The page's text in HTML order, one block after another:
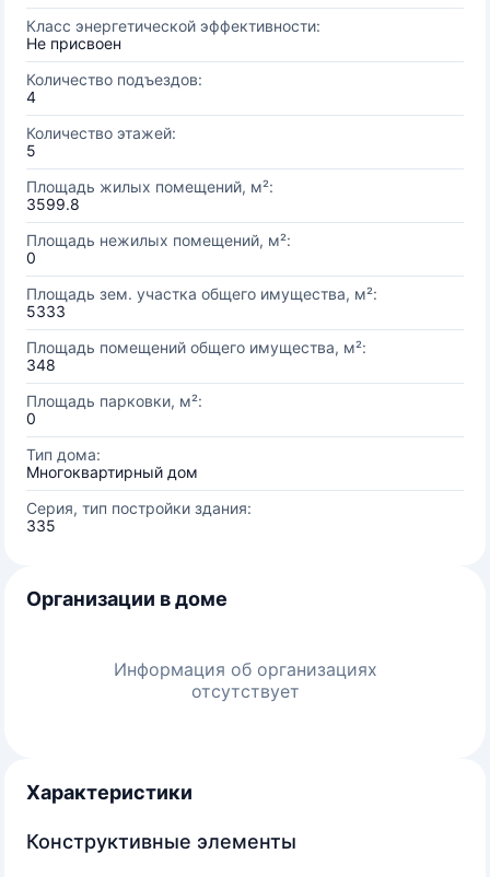
Класс энергетической эффективности:
Не присвоен
Количество подъездов:
4
Количество этажей:
5
Площадь жилых помещений, м²:
3599.8
Площадь нежилых помещений, м²:
0
Площадь зем. участка общего имущества, м²:
5333
Площадь помещений общего имущества, м²:
348
Площадь парковки, м²:
0
Тип дома:
Многоквартирный дом
Серия, тип постройки здания:
335
Организации в доме
Информация об организациях
отсутствует
Характеристики
Конструктивные элементы